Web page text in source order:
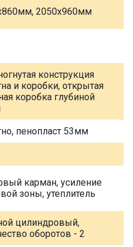
2050х960мм
конструкция
и коробки, открытая
коробка глубиной
пенопласт 53мм
карман, усиление
зоны, утеплитель
цилиндровый,
оборотов - 2